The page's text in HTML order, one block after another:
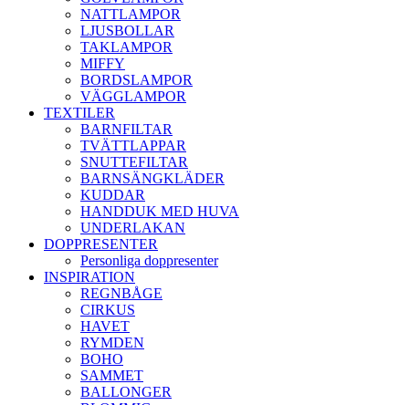
NATTLAMPOR
LJUSBOLLAR
TAKLAMPOR
MIFFY
BORDSLAMPOR
VÄGGLAMPOR
TEXTILER
BARNFILTAR
TVÄTTLAPPAR
SNUTTEFILTAR
BARNSÄNGKLÄDER
KUDDAR
HANDDUK MED HUVA
UNDERLAKAN
DOPPRESENTER
Personliga doppresenter
INSPIRATION
REGNBÅGE
CIRKUS
HAVET
RYMDEN
BOHO
SAMMET
BALLONGER